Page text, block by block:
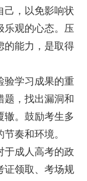
己，以免影响状
乐观的心态。压
的能力，是取得
验学习成果的重
题，找出漏洞和
辙。鼓励考生多
奏和环境。
于成人高考的政
证领取、考场规